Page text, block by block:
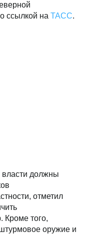
ссылкой на ТАСС.
должны
отметил
Кроме того,
оружие и